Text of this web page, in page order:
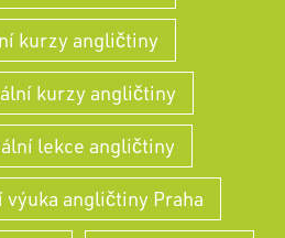
kurzy angličtiny
kurzy angličtiny
lekce angličtiny
angličtiny Praha